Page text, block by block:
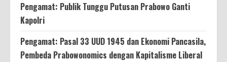
Pengamat: Publik Tunggu Putusan Prabowo Ganti
Kapolri
Pengamat: Pasal 33 UUD 1945 dan Ekonomi Pancasila,
Pembeda Prabowonomics dengan Kapitalisme Liberal